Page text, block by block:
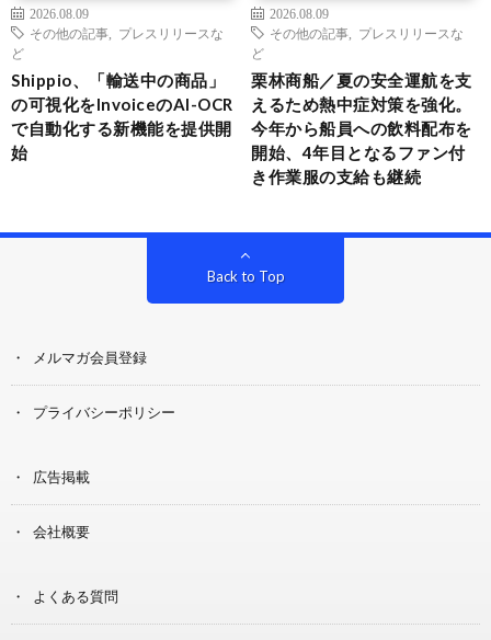
2026.08.09
その他の記事
プレスリリースな
ど
Shippio、「輸送中の商品」
の可視化をInvoiceのAI-OCR
で自動化する新機能を提供開
始
2026.08.09
その他の記事
プレスリリースな
ど
栗林商船／夏の安全運航を支
えるため熱中症対策を強化。
今年から船員への飲料配布を
開始、4年目となるファン付
き作業服の支給も継続
Back to Top
メルマガ会員登録
プライバシーポリシー
広告掲載
会社概要
よくある質問